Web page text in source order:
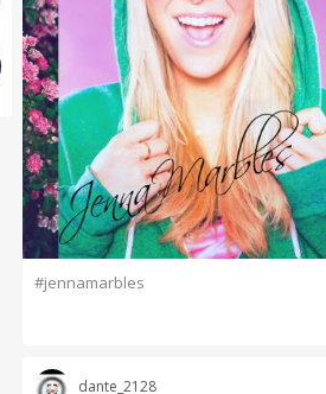
#jennamarbles
dante_2128